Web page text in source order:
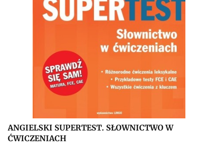
ANGIELSKI SUPERTEST. SŁOWNICTWO W
ĆWICZENIACH